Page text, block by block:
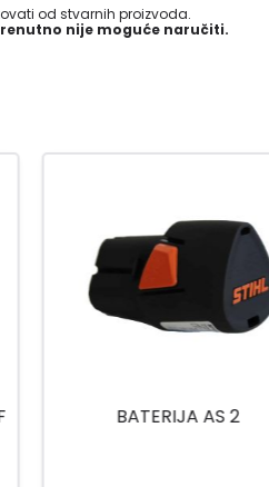
od stvarnih proizvoda.
nije moguće naručiti.
POWER X-CHANGE AKU